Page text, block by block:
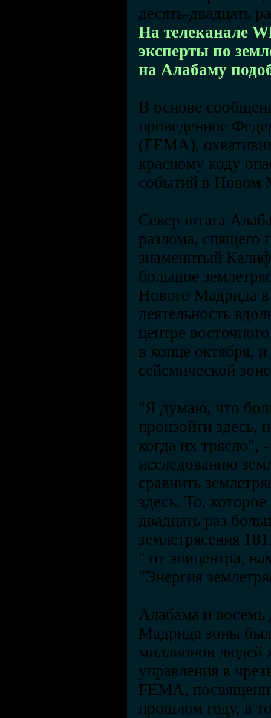
десять-двадцать
На телеканале
эксперты по
на Алабаму
В основе
проведенное
(FEMA),
красному коду
событий в Новом
Север штата
разлома, спящего
знаменитый
большое
Нового Мадрида в
деятельность
центре
в конце октября,
сейсмической
"Я думаю, что
произойти здесь,
когда их трясло",
исследованию
сравнить
здесь. То,
двадцать раз
землетрясения
" от эпицентра,
"Энергия
Алабама и восемь
Мадрида зоны
миллионов людей
управления в
FEMA,
прошлом году, в